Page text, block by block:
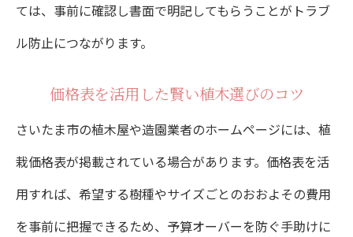
ては、事前に確認し書面で明記してもらうことがトラブ
ル防止につながります。
価格表を活用した賢い植木選びのコツ
さいたま市の植木屋や造園業者のホームページには、植
栽価格表が掲載されている場合があります。価格表を活
用すれば、希望する樹種やサイズごとのおおよその費用
を事前に把握できるため、予算オーバーを防ぐ手助けに